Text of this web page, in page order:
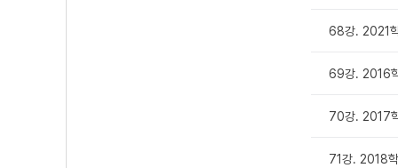
68강. 2021
69강. 2016
70강. 2017
71강. 2018